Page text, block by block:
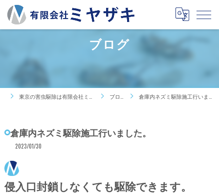
ブログ
東京の害虫駆除は有限会社ミヤザキ ブログ 倉庫内ネズミ駆除施工行いました。
倉庫内ネズミ駆除施工行いました。
2023/01/30
侵入口封鎖しなくても駆除できます。